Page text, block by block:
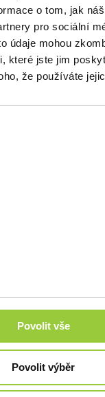
o tom, jak
pro sociální
údaje mohou
které jste jim
že používáte
Povolit vše
Povolit výběr
POPIS
V SOULADU S
PRODUKTY Z TÉTO